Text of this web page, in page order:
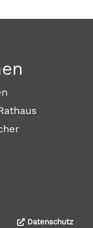
Datenschutz